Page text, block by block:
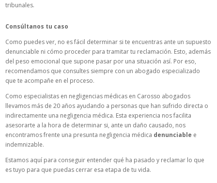
tribunales.
Consúltanos tu caso
Como puedes ver, no es fácil determinar si te encuentras ante un supuesto
denunciable ni cómo proceder para tramitar tu reclamación. Esto, además
del peso emocional que supone pasar por una situación así. Por eso,
recomendamos que consultes siempre con un abogado especializado
que te acompañe en el proceso.
Como especialistas en negligencias médicas en Carosso abogados
llevamos más de 20 años ayudando a personas que han sufrido directa o
indirectamente una negligencia médica. Esta experiencia nos facilita
asesorarte a la hora de determinar si, ante un daño causado, nos
encontramos frente una presunta negligencia médica denunciable e
indemnizable.
Estamos aquí para conseguir entender qué ha pasado y reclamar lo que
es tuyo para que puedas cerrar esa etapa de tu vida.